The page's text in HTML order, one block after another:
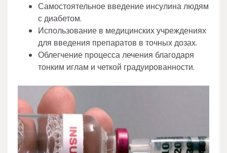
Самостоятельное введение инсулина людям
с диабетом.
Использование в медицинских учреждениях
для введения препаратов в точных дозах.
Облегчение процесса лечения благодаря
тонким иглам и четкой градуированности.